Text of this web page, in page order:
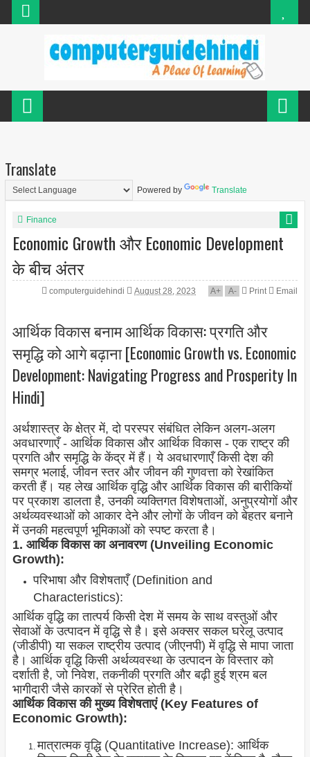
Translate
Powered by Translate
Finance
Economic Growth और Economic Development
के बीच अंतर
computerguidehindi August 28, 2023 A+ A- Print Email
आर्थिक विकास बनाम आर्थिक विकास: प्रगति और
समृद्धि को आगे बढ़ाना [Economic Growth vs. Economic
Development: Navigating Progress and Prosperity In
Hindi]
अर्थशास्त्र के क्षेत्र में, दो परस्पर संबंधित लेकिन अलग-अलग
अवधारणाएँ - आर्थिक विकास और आर्थिक विकास - एक राष्ट्र की
प्रगति और समृद्धि के केंद्र में हैं। ये अवधारणाएँ किसी देश की
समग्र भलाई, जीवन स्तर और जीवन की गुणवत्ता को रेखांकित
करती हैं। यह लेख आर्थिक वृद्धि और आर्थिक विकास की बारीकियों
पर प्रकाश डालता है, उनकी व्यक्तिगत विशेषताओं, अनुप्रयोगों और
अर्थव्यवस्थाओं को आकार देने और लोगों के जीवन को बेहतर बनाने
में उनकी महत्वपूर्ण भूमिकाओं को स्पष्ट करता है।
1. आर्थिक विकास का अनावरण (Unveiling Economic
Growth):
परिभाषा और विशेषताएँ (Definition and
Characteristics):
आर्थिक वृद्धि का तात्पर्य किसी देश में समय के साथ वस्तुओं और
सेवाओं के उत्पादन में वृद्धि से है। इसे अक्सर सकल घरेलू उत्पाद
(जीडीपी) या सकल राष्ट्रीय उत्पाद (जीएनपी) में वृद्धि से मापा जाता
है। आर्थिक वृद्धि किसी अर्थव्यवस्था के उत्पादन के विस्तार को
दर्शाती है, जो निवेश, तकनीकी प्रगति और बढ़ी हुई श्रम बल
भागीदारी जैसे कारकों से प्रेरित होती है।
आर्थिक विकास की मुख्य विशेषताएं (Key Features of
Economic Growth):
मात्रात्मक वृद्धि (Quantitative Increase): आर्थिक